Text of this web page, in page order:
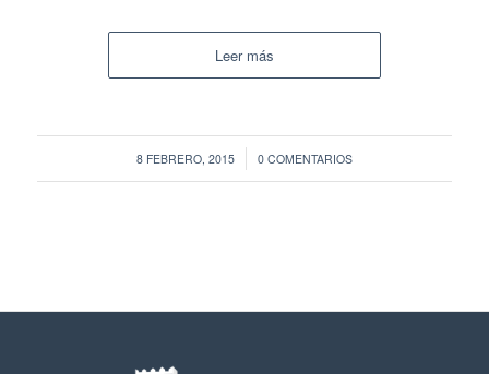
Leer más
8 FEBRERO, 2015
/ 0 COMENTARIOS